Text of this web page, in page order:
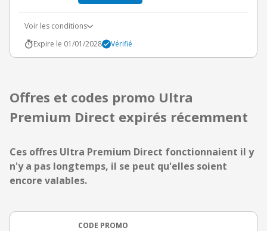
Voir les conditions
Expire le 01/01/2028
Vérifié
Offres et codes promo Ultra
Premium Direct expirés récemment
Ces offres Ultra Premium Direct fonctionnaient il y
n'y a pas longtemps, il se peut qu'elles soient
encore valables.
CODE PROMO